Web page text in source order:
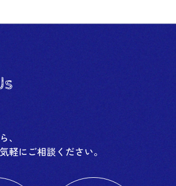
、
軽にご相談ください。